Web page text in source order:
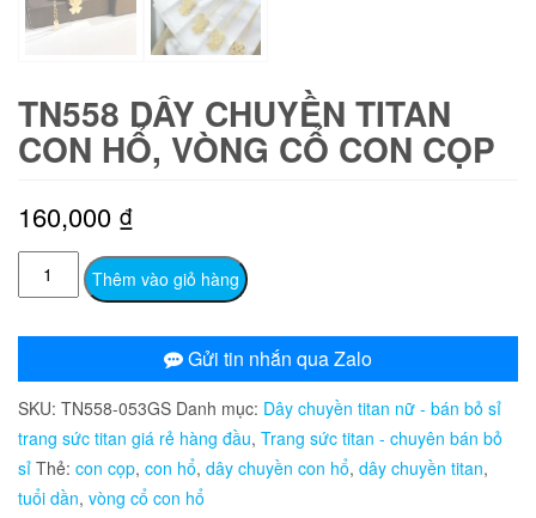
TN558 DÂY CHUYỀN TITAN
CON HỔ, VÒNG CỔ CON CỌP
160,000 ₫
TN558
Dây
con
hổ,
vòng
cổ
con
Thêm vào giỏ hàng
Gửi tin nhắn qua Zalo
SKU: TN558-053GS Danh mục: Dây chuyền titan nữ - bán bỏ sỉ
trang sức titan giá rẻ hàng đầu, Trang sức titan - chuyên bán bỏ
sỉ Thẻ: con cọp, con hổ, dây chuyền con hổ, dây chuyền titan,
tuổi dần, vòng cổ con hổ